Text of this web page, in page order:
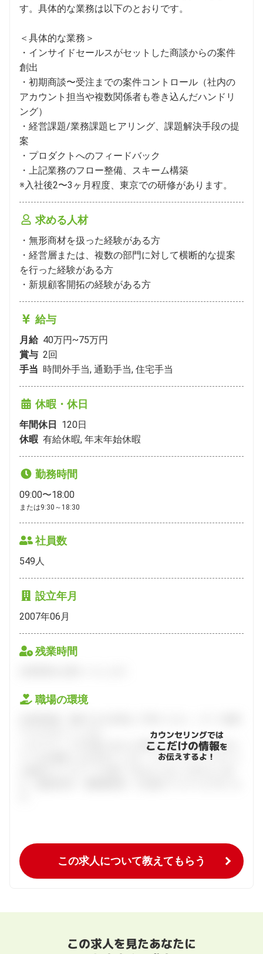
す。具体的な業務は以下のとおりです。
＜具体的な業務＞
・インサイドセールスがセットした商談からの案件
創出
・初期商談〜受注までの案件コントロール（社内の
アカウント担当や複数関係者も巻き込んだハンドリ
ング）
・経営課題/業務課題ヒアリング、課題解決手段の提
案
・プロダクトへのフィードバック
・上記業務のフロー整備、スキーム構築
※入社後2〜3ヶ月程度、東京での研修があります。
求める人材
・無形商材を扱った経験がある方
・経営層または、複数の部門に対して横断的な提案
を行った経験がある方
・新規顧客開拓の経験がある方
給与
月給 40万円~75万円
賞与 2回
手当 時間外手当, 通勤手当, 住宅手当
休暇・休日
年間休日 120日
休暇 有給休暇, 年末年始休暇
勤務時間
09:00〜18:00
または9:30～18:30
社員数
549人
設立年月
2007年06月
残業時間
職場の環境
ハタラクティブが企業とあなたの間に立って、あなたに向い
ている仕事探しをお手伝いします。キャリアアドバイザーと
カウンセリングでは
ここだけの情報を
お伝えするよ！
この求人について教えてもらう
この求人を見たあなたに